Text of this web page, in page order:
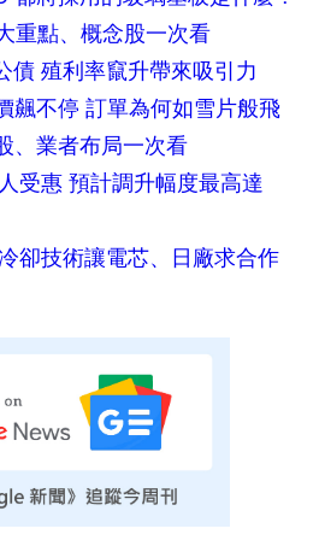
重點、概念股一次看
債 殖利率竄升帶來吸引力
飆不停 訂單為何如雪片般飛
、業者布局一次看
受惠 預計調升幅度最高達
卻技術讓電芯、日廠求合作